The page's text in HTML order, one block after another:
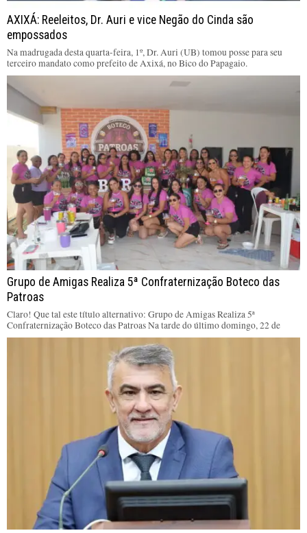
AXIXÁ: Reeleitos, Dr. Auri e vice Negão do Cinda são
empossados
Na madrugada desta quarta-feira, 1º, Dr. Auri (UB) tomou posse para seu
terceiro mandato como prefeito de Axixá, no Bico do Papagaio.
Grupo de Amigas Realiza 5ª Confraternização Boteco das
Patroas
Claro! Que tal este título alternativo: Grupo de Amigas Realiza 5ª
Confraternização Boteco das Patroas Na tarde do último domingo, 22 de